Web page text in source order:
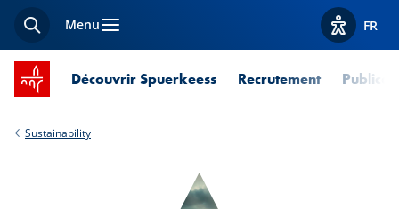
Recherche
Menu Afficher
FR
Accueil SPUERKEESS
Découvrir Spuerkeess Recrutement
Sustainability